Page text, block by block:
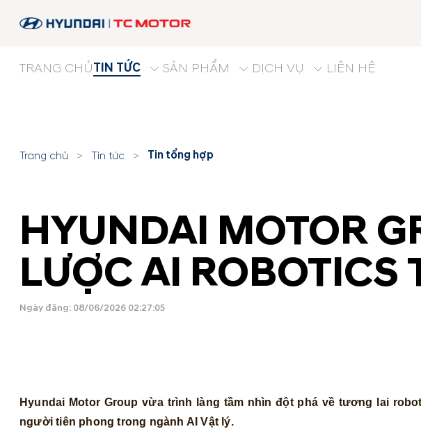
TRANG CHỦTIN TỨC SẢN PHẨM DỊCH VỤ LIÊN HỆ
Trang chủ > Tin tức > Tin tổng hợp
HYUNDAI MOTOR
LƯỢC AI
Ngày đăng: 08/06/2026 02:27:05
Hyundai Motor Group vừa trình làng tầm nhìn đột phá về tương lai
người tiên phong trong ngành AI Vật lý.